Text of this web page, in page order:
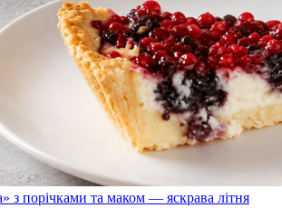
з порічками та маком — яскрава літня